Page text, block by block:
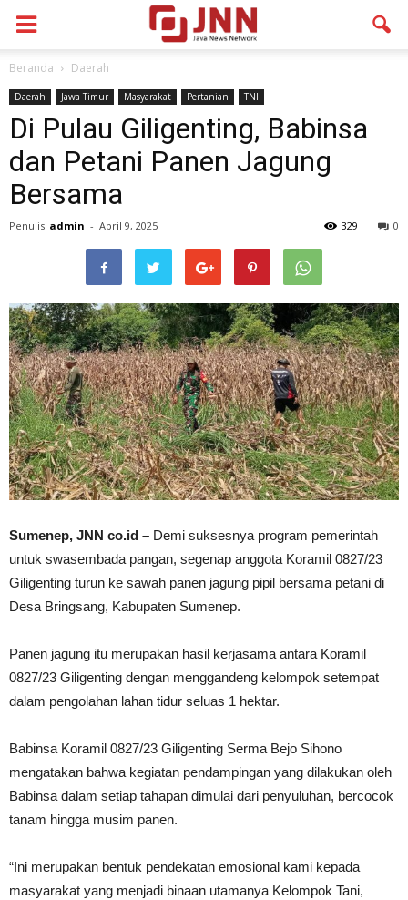
Beranda Daerah
Daerah Jawa Timur Masyarakat Pertanian TNI
Di Pulau Giligenting, Babinsa
dan Petani Panen Jagung
Bersama
Penulis admin - April 9, 2025 0
329
Sumenep, JNN co.id – Demi suksesnya program pemerintah
untuk swasembada pangan, segenap anggota Koramil 0827/23
Giligenting turun ke sawah panen jagung pipil bersama petani di
Desa Bringsang, Kabupaten Sumenep.
Panen jagung itu merupakan hasil kerjasama antara Koramil
0827/23 Giligenting dengan menggandeng kelompok setempat
dalam pengolahan lahan tidur seluas 1 hektar.
Babinsa Koramil 0827/23 Giligenting Serma Bejo Sihono
mengatakan bahwa kegiatan pendampingan yang dilakukan oleh
Babinsa dalam setiap tahapan dimulai dari penyuluhan, bercocok
tanam hingga musim panen.
“Ini merupakan bentuk pendekatan emosional kami kepada
masyarakat yang menjadi binaan utamanya Kelompok Tani,